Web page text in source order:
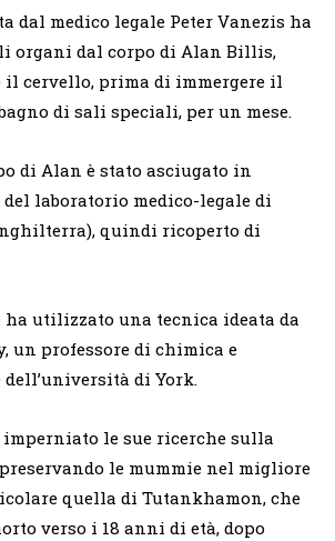
dal medico legale Peter Vanezis ha
organi dal corpo di Alan Billis,
il cervello, prima di immergere il
di sali speciali, per un mese.
di Alan è stato asciugato in
del laboratorio medico-legale di
quindi ricoperto di
utilizzato una tecnica ideata da
un professore di chimica e
di York.
le sue ricerche sulla
le mummie nel migliore
quella di Tutankhamon, che
verso i 18 anni di età, dopo